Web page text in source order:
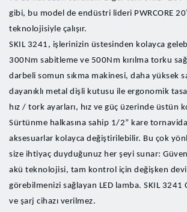
gibi, bu model de endüstri lideri PWRCORE
teknolojisiyle çalışır.
SKIL 3241, işlerinizin üstesinden kolayca
300Nm sabitleme ve 500Nm kırılma torku
darbeli somun sıkma makinesi, daha yüksek
dayanıklı metal dişli kutusu ile ergonomik
hız / tork ayarları, hız ve güç üzerinde üstün
Sürtünme halkasına sahip 1/2” kare
aksesuarlar kolayca değiştirilebilir. Bu çok
size ihtiyaç duyduğunuz her şeyi sunar:
akü teknolojisi, tam kontrol için değişken
görebilmenizi sağlayan LED lamba. SKIL 3241
ve şarj cihazı verilmez.